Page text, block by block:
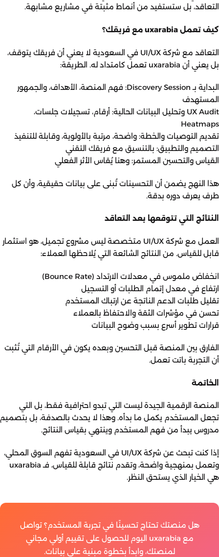
التعاقد، بل ستستفيد من أنماط مثبتة في مشاريع مشابهة.
كيف تعمل uxarabia مع فريقك؟
التعاقد مع شركة UI/UX في السعودية لا يعني أن فريقك يتوقف،
بل يعني أن uxarabia تعمل كامتداد له. الطريقة:
البداية بـ Discovery Session: فهم المنصة، الأهداف، والجمهور
المستهدف
UX Audit وتحليل البيانات الحالية: أرقام، تسجيلات جلسات،
Heatmaps
تقديم التوصيات والخطة: واضحة، مرتبة بالأولوية، وقابلة للتنفيذ
التصميم والتطبيق: بالتنسيق مع فريقك التقني
القياس والتحسين المستمر: وهنا يُقاس الأثر الفعلي
هذا النهج يضمن أن التحسينات تُبنى على بيانات حقيقية، وأن كل
طرف يعرف دوره بدقة.
النتائج التي تتوقعها بعد التعاقد
العمل مع شركة UI/UX متخصصة ليس مشروع تجميل، هو استثمار
قابل للقياس. من النتائج الشائعة التي يُلاحظها العملاء:
انخفاض ملموس في معدلات الارتداد (Bounce Rate)
ارتفاع في معدل إتمام الطلبات أو التسجيل
تقليل طلبات الدعم الناتجة عن ارتباك المستخدم
تحسن في مؤشرات الثقة والاحتفاظ بالعملاء
قرارات تطوير أسرع بسبب وضوح البيانات
الفارق بين المنصة قبل التحسين وبعده يكون في الأرقام التي تُثبت
أن التجربة باتت تعمل.
الخاتمة
المنصة الرقمية الجيدة ليست التي تبدو احترافية فقط، بل التي
تجعل المستخدم يكمل ما بدأه. وهذا لا يحدث بالصدفة، بل بتصميم
مدروس يبدأ من فهم المستخدم وينتهي بقياس النتائج.
إذا كنت تبحث عن شركة UI/UX في السعودية تفهم السوق المحلي،
وتعمل بمنهجية واضحة، وتقدم نتائج قابلة للقياس، فـ uxarabia
هي الخيار الذي يستحق النظر.
هل منصتك تحتاج تحسينًا في تجربة المستخدم؟ تواصل
مع uxarabia اليوم للحصول على تقييم أولي مجاني
لمنصتك، وابدأ بخطوة مبنية على بيانات.